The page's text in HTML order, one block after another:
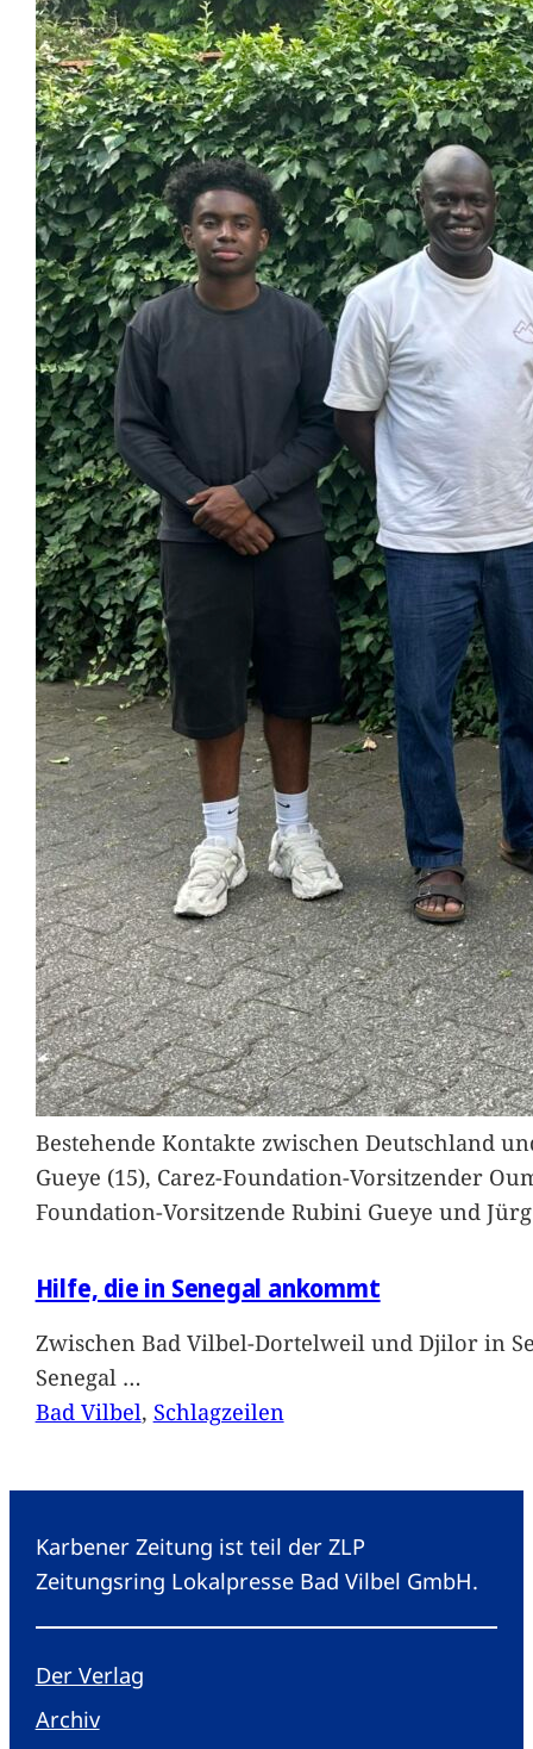
Bestehende Kontakte zwischen Deutschland
Gueye (15), Carez-Foundation-Vorsitzender
Foundation-Vorsitzende Rubini Gueye und
Hilfe, die in Senegal ankommt
Zwischen Bad Vilbel-Dortelweil und Djilor in
Senegal …
Bad Vilbel, Schlagzeilen
Karbener Zeitung ist teil der ZLP
Zeitungsring Lokalpresse Bad Vilbel GmbH.
Der Verlag
Archiv